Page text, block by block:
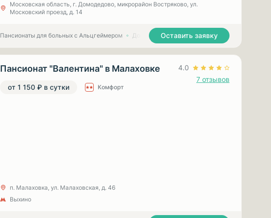
Московская область, г. Домодедово, микрорайон Востряково, ул.
Московский проезд, д. 14
Пансионаты для больных с Альцгеймером Дома престарелых для больных с Паркинсоном
Оставить заявку
Пансионат "Валентина" в Малаховке
4.0
7 отзывов
от 1 150 ₽ в сутки
Комфорт
п. Малаховка, ул. Малаховская, д. 46
Выхино